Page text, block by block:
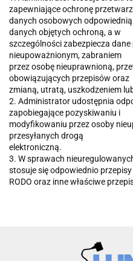
zapewniające ochronę
danych osobowych
danych objętych ochroną, a w
szczególności zabezpiecza
nieupoważnionym, zabraniem
przez osobę nieuprawnioną,
obowiązujących przepisów oraz
zmianą, utratą, uszkodzeniem
2. Administrator udostępnia
zapobiegające pozyskiwaniu i
modyfikowaniu przez osoby
przesyłanych drogą
elektroniczną.
3. W sprawach
stosuje się odpowiednio przepisy
RODO oraz inne właściwe